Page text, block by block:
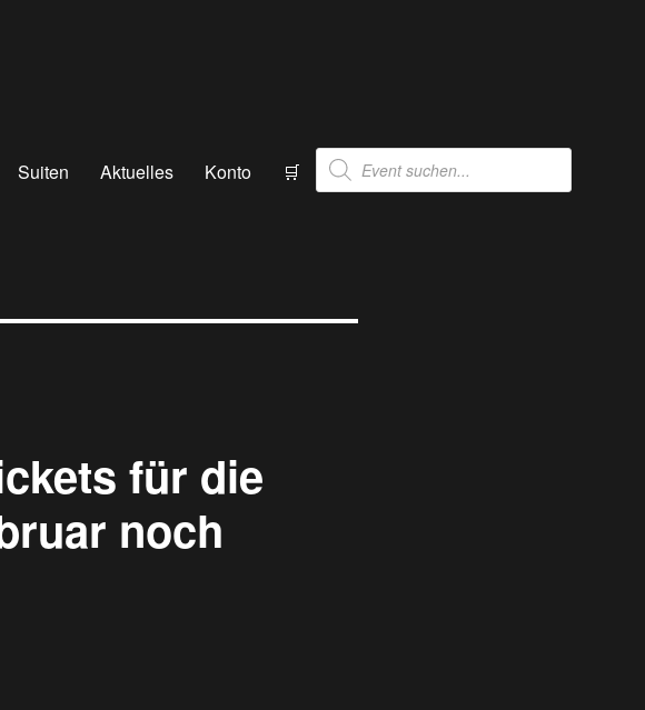
Suiten Aktuelles Konto 🛒
Products
search
für die
noch